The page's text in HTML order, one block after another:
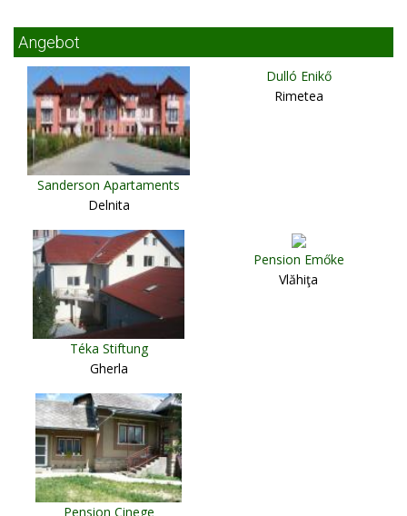
Angebot
Sanderson Apartaments
Delnita
Dulló Enikő
Rimetea
Téka Stiftung
Gherla
Pension Emőke
Vlăhiţa
Pension Cinege